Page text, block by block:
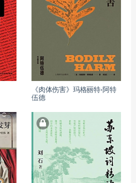
《肉体伤害》玛格丽特·阿特
伍德